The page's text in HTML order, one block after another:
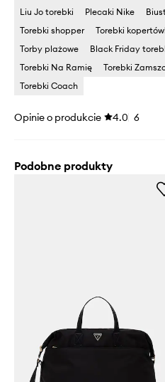
Liu Jo torebki
Plecaki Nike
Torebki shopper
Torebki
Torby plażowe
Black Friday
Torebki Na Ramię
Torebki
Torebki Coach
Opinie o produkcie 4.0 6
Podobne produkty